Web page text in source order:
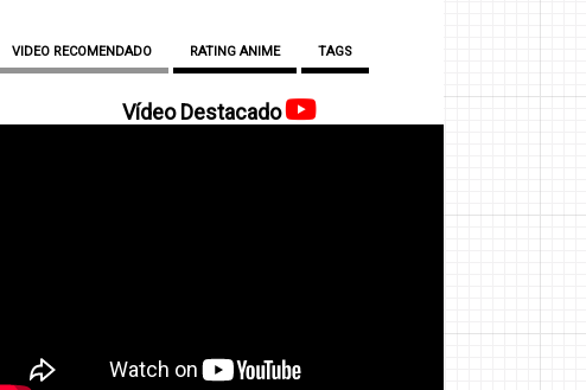
VIDEO RECOMENDADO RATING ANIME TAGS
Vídeo Destacado